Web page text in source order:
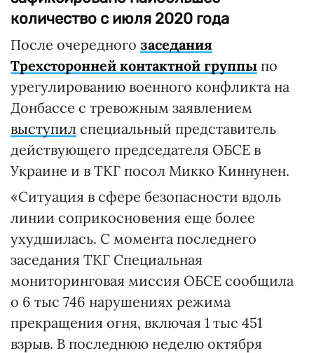
количество с июля 2020 года
После очередного заседания
Трехсторонней контактной группы по
урегулированию военного конфликта на
Донбассе с тревожным заявлением
выступил специальный представитель
действующего председателя ОБСЕ в
Украине и в ТКГ посол Микко Киннунен.
«Ситуация в сфере безопасности вдоль
линии соприкосновения еще более
ухудшилась. С момента последнего
заседания ТКГ Специальная
мониторинговая миссия ОБСЕ сообщила
о 6 тыс 746 нарушениях режима
прекращения огня, включая 1 тыс 451
взрыв. В последнюю неделю октября